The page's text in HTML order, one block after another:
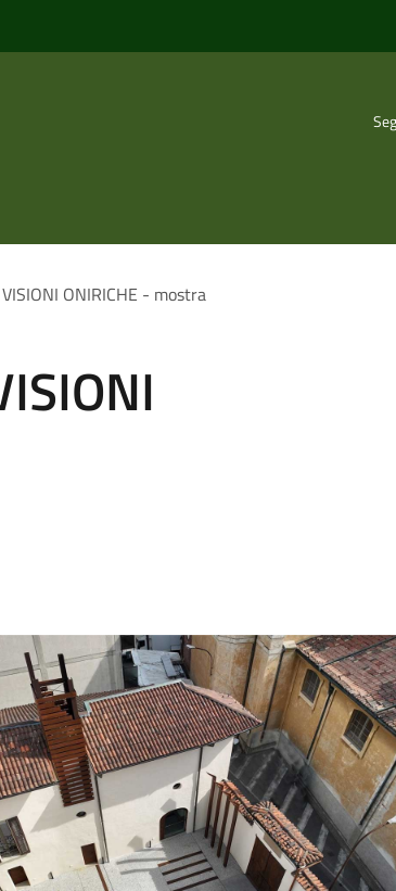
VISIONI ONIRICHE - mostra